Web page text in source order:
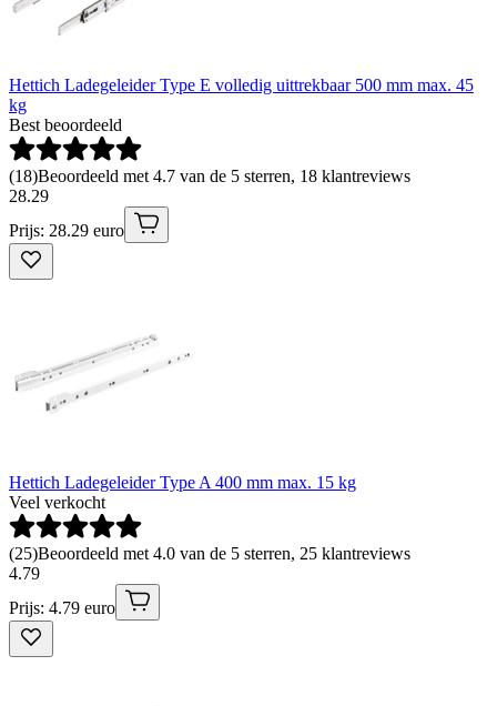
Hettich Ladegeleider Type E volledig uittrekbaar 500 mm max. 45
kg
Best beoordeeld
(18)Beoordeeld met 4.7 van de 5 sterren, 18 klantreviews
28.29
Prijs: 28.29 euro
Hettich Ladegeleider Type A 400 mm max. 15 kg
Veel verkocht
(25)Beoordeeld met 4.0 van de 5 sterren, 25 klantreviews
4.79
Prijs: 4.79 euro